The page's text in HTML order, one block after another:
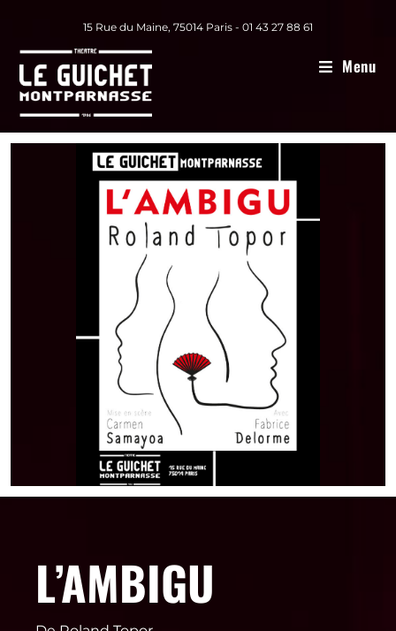
15 Rue du Maine, 75014 Paris - 01 43 27 88 61
Menu
L’AMBIGU